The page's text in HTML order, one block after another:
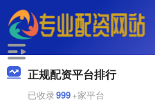
正规配资平台排行
已收录999+家平台